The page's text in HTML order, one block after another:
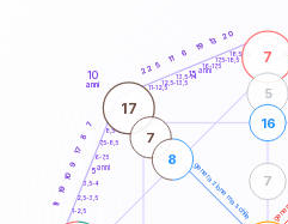
generazione maschile
10
anni
1-2,5
2,5-3,5
3,5-4
6-7,5
7,5-8,5
8,5-9
11-12,5
12,5-13,5
13,5-14
16-17,5
17,5-18,5
18,5-19
11
19
10
9
17
8
7
22 5
11
6
19
13
20
7
17
5
16
7
7
8
5anni
15 anni